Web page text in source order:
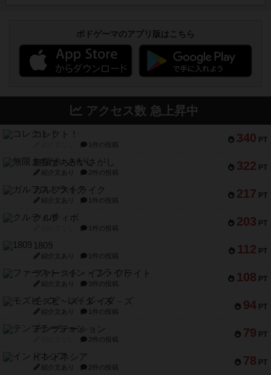
ボドゲーマのアプリ版はこちら
アクセス数 急上昇中
340 PT
コレクト！
1件の投稿
322 PT
無限まちがいさがし
紹介文あり 2件の投稿
217 PT
ガルフストライク
紹介文あり 1件の投稿
203 PT
クルティボ
1件の投稿
112 PT
1809
紹介文あり 1件の投稿
108 PT
ファースト・イン・フライト
紹介文あり 3件の投稿
94 PT
モズビ－ズ・レイダ－ズ
紹介文あり 1件の投稿
79 PT
テンプテーション
2件の投稿
78 PT
インドネシア
紹介文あり 2件の投稿